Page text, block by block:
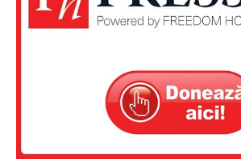
Proiecte editoriale